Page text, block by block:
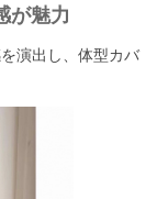
が魅力
演出し、体型カバ